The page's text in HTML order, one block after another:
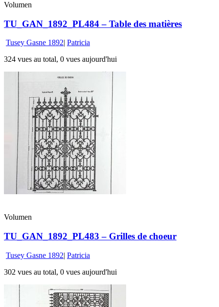
Volumen
TU_GAN_1892_PL484 – Table des matières
Tusey Gasne 1892| Patricia
324 vues au total, 0 vues aujourd'hui
Volumen
TU_GAN_1892_PL483 – Grilles de choeur
Tusey Gasne 1892| Patricia
302 vues au total, 0 vues aujourd'hui